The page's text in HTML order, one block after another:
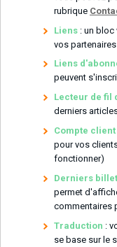
rubrique
Liens : un bloc
vos partenaires
Liens
peuvent
Lecteur de fil
derniers
Compte client
pour vos
fonctionner)
Derniers
permet
commentaires
Traduction :
se base sur le